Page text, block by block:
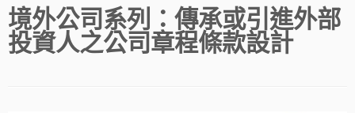
to
content
境外公司系列：傳承或引進外部
投資人之公司章程條款設計